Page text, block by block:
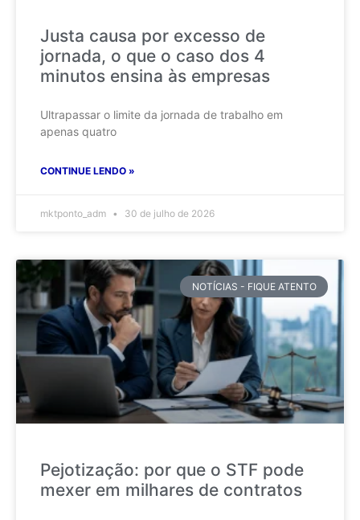
Justa causa por excesso de
jornada, o que o caso dos 4
minutos ensina às empresas
Ultrapassar o limite da jornada de trabalho em
apenas quatro
CONTINUE LENDO »
mktponto_adm 30 de julho de 2026
NOTÍCIAS - FIQUE ATENTO
Pejotização: por que o STF pode
mexer em milhares de contratos